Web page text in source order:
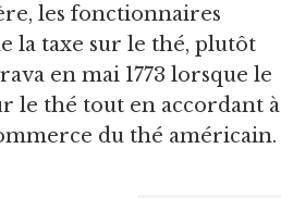
les fonctionnaires
la taxe sur le thé, plutôt
en mai 1773 lorsque le
le thé tout en accordant à
du thé américain.